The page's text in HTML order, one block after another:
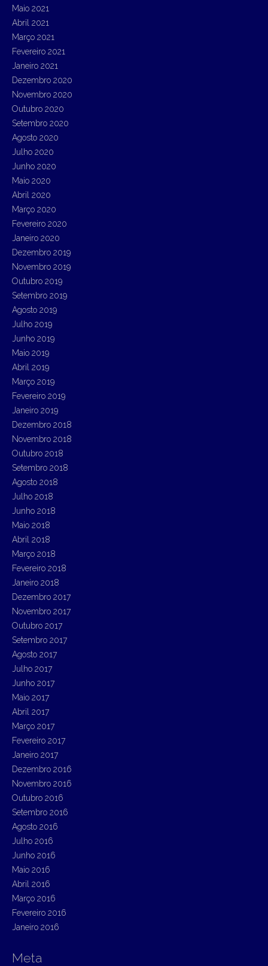
Maio 2021
Abril 2021
Março 2021
Fevereiro 2021
Janeiro 2021
Dezembro 2020
Novembro 2020
Outubro 2020
Setembro 2020
Agosto 2020
Julho 2020
Junho 2020
Maio 2020
Abril 2020
Março 2020
Fevereiro 2020
Janeiro 2020
Dezembro 2019
Novembro 2019
Outubro 2019
Setembro 2019
Agosto 2019
Julho 2019
Junho 2019
Maio 2019
Abril 2019
Março 2019
Fevereiro 2019
Janeiro 2019
Dezembro 2018
Novembro 2018
Outubro 2018
Setembro 2018
Agosto 2018
Julho 2018
Junho 2018
Maio 2018
Abril 2018
Março 2018
Fevereiro 2018
Janeiro 2018
Dezembro 2017
Novembro 2017
Outubro 2017
Setembro 2017
Agosto 2017
Julho 2017
Junho 2017
Maio 2017
Abril 2017
Março 2017
Fevereiro 2017
Janeiro 2017
Dezembro 2016
Novembro 2016
Outubro 2016
Setembro 2016
Agosto 2016
Julho 2016
Junho 2016
Maio 2016
Abril 2016
Março 2016
Fevereiro 2016
Janeiro 2016
Meta